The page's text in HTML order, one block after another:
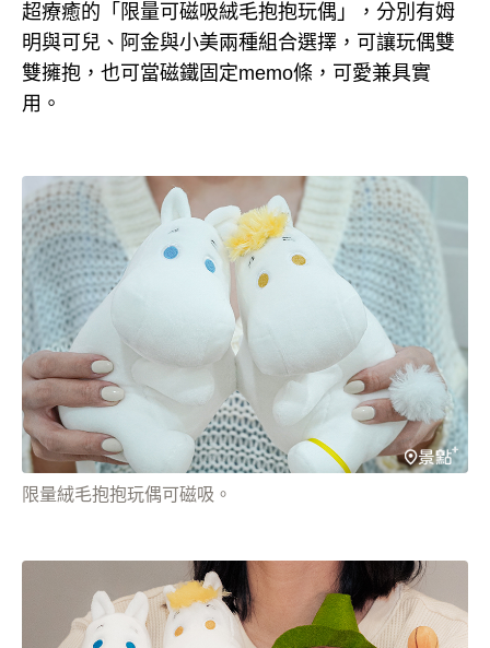
超療癒的「限量可磁吸絨毛抱抱玩偶」，分別有姆
明與可兒、阿金與小美兩種組合選擇，可讓玩偶雙
雙擁抱，也可當磁鐵固定memo條，可愛兼具實
用。
限量絨毛抱抱玩偶可磁吸。